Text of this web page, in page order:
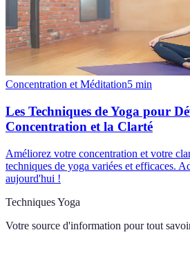
Concentration et Méditation5 min
Les Techniques de Yoga pour
Concentration et la Clarté
Améliorez votre concentration et votre
techniques de yoga variées et efficaces.
aujourd'hui !
Techniques Yoga
Votre source d'information pour tout